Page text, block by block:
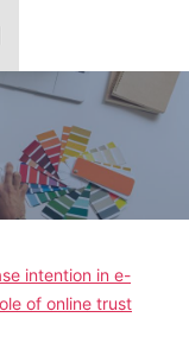
intention in e-
of online trust